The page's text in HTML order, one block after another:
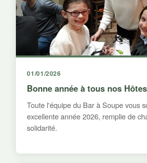
01/01/2026
Bonne année à tous nos
Toute l'équipe du Bar à Soupe vous
excellente année 2026, remplie de
solidarité.